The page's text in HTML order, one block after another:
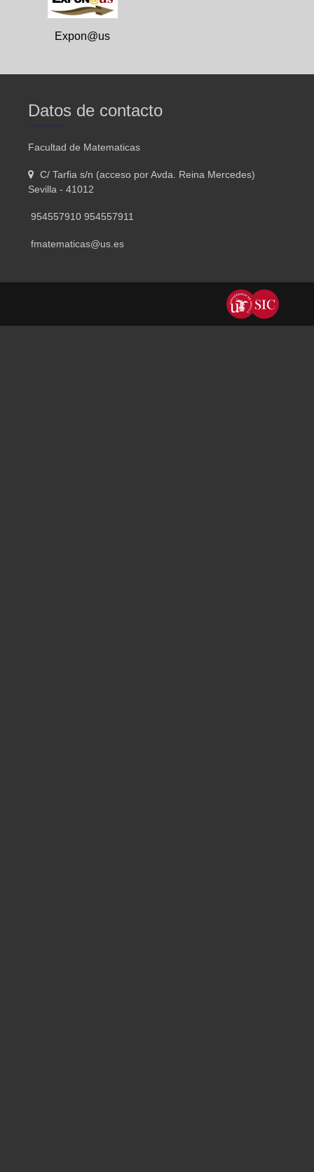
Expon@us
Datos de contacto
Facultad de Matematicas
C/ Tarfia s/n (acceso por Avda. Reina Mercedes)
Sevilla - 41012
954557910 954557911
fmatematicas@us.es